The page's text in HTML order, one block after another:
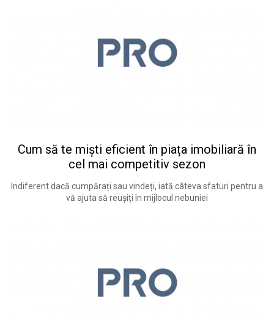
Cum să te miști eficient în piața imobiliară în
cel mai competitiv sezon
Indiferent dacă cumpărați sau vindeți, iată câteva sfaturi pentru a
vă ajuta să reușiți în mijlocul nebuniei